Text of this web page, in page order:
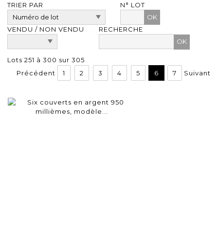
TRIER PAR
N° LOT
OK
VENDU / NON VENDU
RECHERCHE
Lots 251 à 300 sur 305
Précédent
1 2 3 4 5 6 7 Suivant